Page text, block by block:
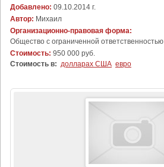
Добавлено: 09.10.2014 г.
Автор: Михаил
Организационно-правовая форма:
Общество с ограниченной ответственностью
Стоимость: 950 000 руб.
Стоимость в: долларах США евро